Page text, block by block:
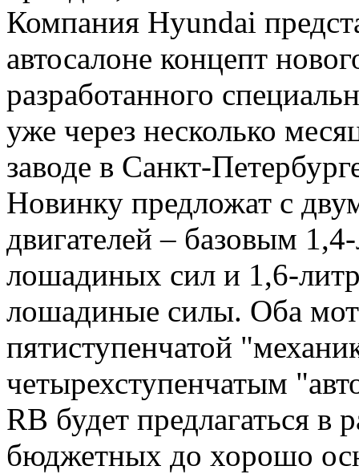
Компания Hyundai
автосалоне концепт
разработанного
уже через несколько
заводе в Санкт-
Новинку предложат с
двигателей – базовым
лошадиных сил и 1,6-
лошадиные силы. Оба
пятиступенчатой
четырехступенчатым
RB будет предлагаться в
бюджетных до хорошо